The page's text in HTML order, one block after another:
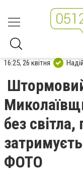
16:25, 26 квітня
без
ФОТО